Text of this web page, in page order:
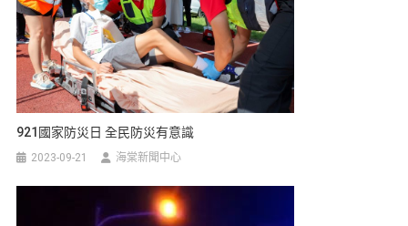
921國家防災日 全民防災有意識
2023-09-21 海棠新聞中心